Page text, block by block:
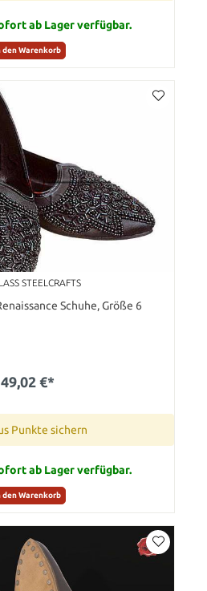
ab Lager verfügbar.
den Warenkorb
STEELCRAFTS
Schuhe, Größe 6
49,02 €*
Punkte sichern
ab Lager verfügbar.
den Warenkorb